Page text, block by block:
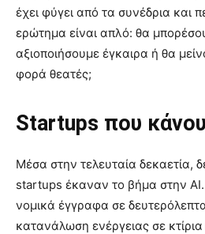
έχει φύγει από τα συνέδρια και
ερώτημα είναι απλό: θα
αξιοποιήσουμε έγκαιρα ή θα
φορά θεατές;
Startups που
Μέσα στην τελευταία δεκαετία,
startups έκαναν το βήμα στην
νομικά έγγραφα σε
κατανάλωση ενέργειας σε